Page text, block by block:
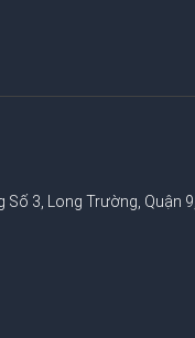
Số 3, Long Trường, Quận